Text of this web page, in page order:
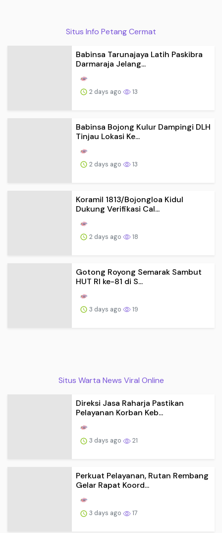
Situs Info Petang Cermat
Babinsa Tarunajaya Latih Paskibra
Darmaraja Jelang...
2 days ago 13
Babinsa Bojong Kulur Dampingi DLH
Tinjau Lokasi Ke...
2 days ago 13
Koramil 1813/Bojongloa Kidul
Dukung Verifikasi Cal...
2 days ago 18
Gotong Royong Semarak Sambut
HUT RI ke-81 di S...
3 days ago 19
Situs Warta News Viral Online
Direksi Jasa Raharja Pastikan
Pelayanan Korban Keb...
3 days ago 21
Perkuat Pelayanan, Rutan Rembang
Gelar Rapat Koord...
3 days ago 17